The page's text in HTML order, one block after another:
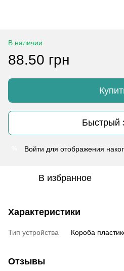
В наличии
88.50 грн
Быстрый
Войти для отображения
В избранное
Характеристики
Тип устройства Короба
Отзывы